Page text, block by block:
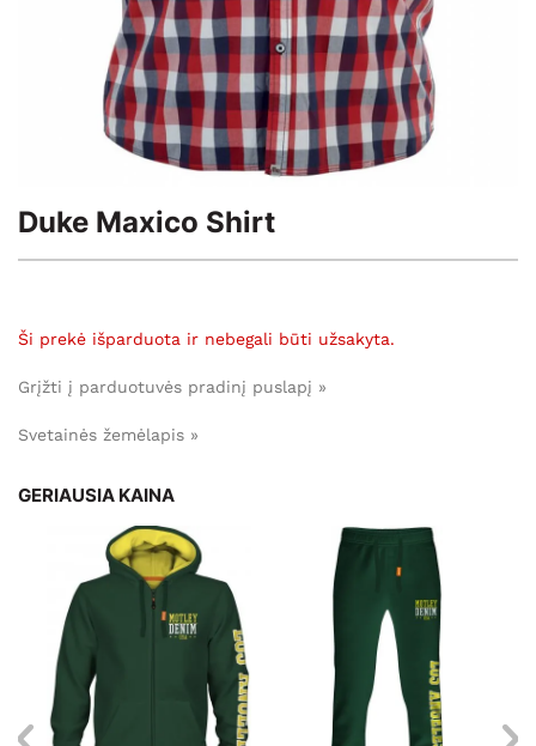
Duke Maxico Shirt
Ši prekė išparduota ir nebegali būti užsakyta.
Grįžti į parduotuvės pradinį puslapį »
Svetainės žemėlapis »
GERIAUSIA KAINA